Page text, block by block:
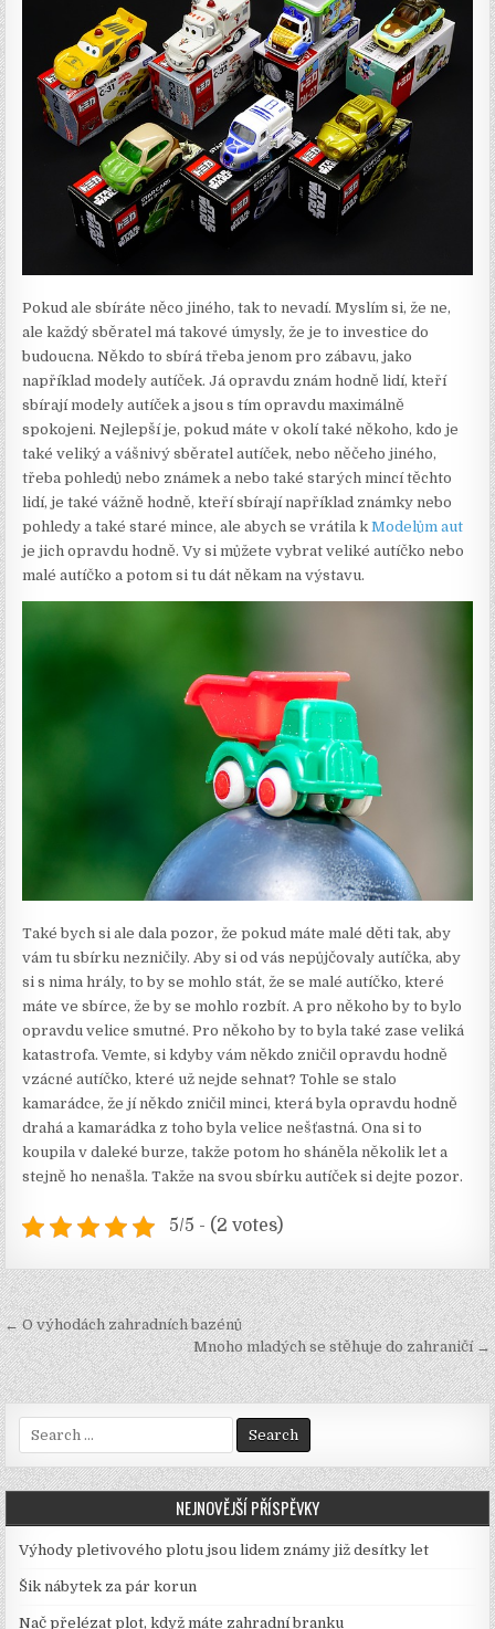
Pokud ale sbíráte něco jiného, tak to nevadí. Myslím si, že ne,
ale každý sběratel má takové úmysly, že je to investice do
budoucna. Někdo to sbírá třeba jenom pro zábavu, jako
například modely autíček. Já opravdu znám hodně lidí, kteří
sbírají modely autíček a jsou s tím opravdu maximálně
spokojeni. Nejlepší je, pokud máte v okolí také někoho, kdo je
také veliký a vášnivý sběratel autíček, nebo něčeho jiného,
třeba pohledů nebo známek a nebo také starých mincí těchto
lidí, je také vážně hodně, kteří sbírají například známky nebo
pohledy a také staré mince, ale abych se vrátila kModelům aut
je jich opravdu hodně. Vy si můžete vybrat veliké autíčko nebo
malé autíčko a potom si tu dát někam na výstavu.
Také bych si ale dala pozor, že pokud máte malé děti tak, aby
vám tu sbírku nezničily. Aby si od vás nepůjčovaly autíčka, aby
si s nima hrály, to by se mohlo stát, že se malé autíčko, které
máte ve sbírce, že by se mohlo rozbít. A pro někoho by to bylo
opravdu velice smutné. Pro někoho by to byla také zase veliká
katastrofa. Vemte, si kdyby vám někdo zničil opravdu hodně
vzácné autíčko, které už nejde sehnat? Tohle se stalo
kamarádce, že jí někdo zničil minci, která byla opravdu hodně
drahá a kamarádka z toho byla velice nešťastná. Ona si to
koupila v daleké burze, takže potom ho sháněla několik let a
stejně ho nenašla. Takže na svou sbírku autíček si dejte pozor.
5/5 - (2 votes)
Navigace
pro
příspěvek
← O výhodách zahradních bazénů
Mnoho mladých se stěhuje do zahraničí →
Search
for:
NEJNOVĚJŠÍ PŘÍSPĚVKY
Výhody pletivového plotu jsou lidem známy již desítky let
Šik nábytek za pár korun
Nač přelézat plot, když máte zahradní branku